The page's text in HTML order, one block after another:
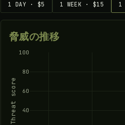
1 DAY · $5 1 WEEK · $15 1
脅威の推移
40
60
80
100
Threat score